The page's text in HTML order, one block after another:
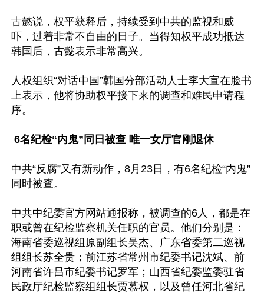
古懿说，权平获释后，持续受到中共的监视和威
吓，过着非常不自由的日子。当得知权平成功抵达
韩国后，古懿表示非常高兴。
人权组织“对话中国”韩国分部活动人士李大宣在脸书
上表示，他将协助权平接下来的调查和难民申请程
序。
6名纪检“内鬼”同日被查 唯一女厅官刚退休
中共“反腐”又有新动作，8月23日，有6名纪检“内鬼”
同时被查。
中共中纪委官方网站通报称，被调查的6人，都是在
职或曾在纪检监察机关任职的官员。他们分别是：
海南省委巡视组原副组长吴杰、广东省委第二巡视
组组长苏全贵；前江苏省常州市纪委书记沈斌、前
河南省许昌市纪委书记罗军；山西省纪委监委驻省
民政厅纪检监察组组长贾慕权，以及曾任河北省纪